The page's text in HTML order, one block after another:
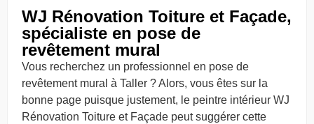
WJ Rénovation Toiture et Façade,
spécialiste en pose de
revêtement mural
Vous recherchez un professionnel en pose de
revêtement mural à Taller ? Alors, vous êtes sur la
bonne page puisque justement, le peintre intérieur WJ
Rénovation Toiture et Façade peut suggérer cette